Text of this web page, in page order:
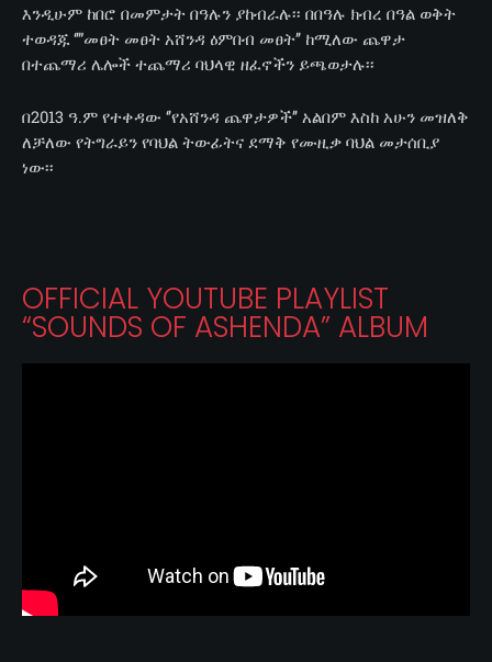
እንዲሁም ከበሮ በመምታት በዓሉን ያከብራሉ፡፡ በበዓሉ ክብረ በዓል ወቅት
ተወዳጁ ‘’”መፀት መፀት አሸንዳ ዕምበብ መፀት’’ ከሚለው ጨዋታ
በተጨማሪ ሌሎች ተጨማሪ ባህላዊ ዘፈኖችን ይጫወታሉ፡፡
በ2013 ዓ.ም የተቀዳው ‘’የአሸንዳ ጨዋታዎች’’ አልበም እስከ አሁን መዝለቅ
ለቻለው የትግራይን የባህል ትውፊትና ደማቅ የሙዚቃ ባህል መታሰቢያ
ነው፡፡
OFFICIAL YOUTUBE PLAYLIST
“SOUNDS OF ASHENDA” ALBUM